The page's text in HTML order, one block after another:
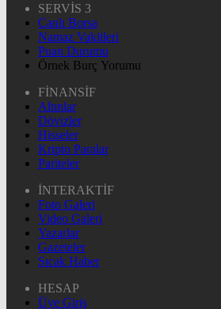
SERVİS 3
Canlı Borsa
Namaz Vakitleri
Puan Durumu
Örnek Burç Yorumu
FİNANSİF
Altınlar
Dövizler
Hisseler
Kripto Paralar
Pariteler
İNTERAKTİF
Foto Galeri
Video Galeri
Yazarlar
Gazeteler
Sıcak Haber
HESAP
Üye Giriş